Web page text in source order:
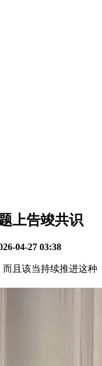
上告竣共识
04-27 03:38
且该当持续推进这种